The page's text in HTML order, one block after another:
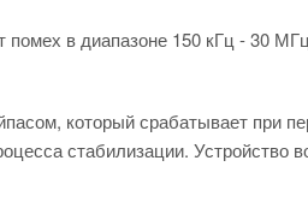
в диапазоне 150 кГц - 30
который срабатывает при
стабилизации. Устройство